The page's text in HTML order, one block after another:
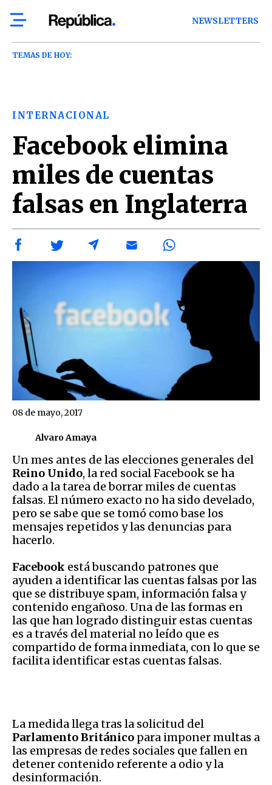
NEWSLETTERS
TEMAS DE HOY:
INTERNACIONAL
Facebook elimina
miles de cuentas
falsas en Inglaterra
Alvaro Amaya
08 de mayo, 2017
Un mes antes de las elecciones generales del
Reino Unido, la red social Facebook se ha
dado a la tarea de borrar miles de cuentas
falsas. El número exacto no ha sido develado,
pero se sabe que se tomó como base los
mensajes repetidos y las denuncias para
hacerlo.
Facebook está buscando patrones que
ayuden a identificar las cuentas falsas por las
que se distribuye spam, información falsa y
contenido engañoso. Una de las formas en
las que han logrado distinguir estas cuentas
es a través del material no leído que es
compartido de forma inmediata, con lo que se
facilita identificar estas cuentas falsas.
La medida llega tras la solicitud del
Parlamento Británico para imponer multas a
las empresas de redes sociales que fallen en
detener contenido referente a odio y la
desinformación.